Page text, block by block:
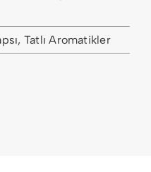
Tatlı Aromatikler